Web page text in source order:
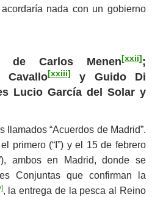
nada con un gobierno
de Carlos Menen[xxii] ;
Cavallo[xxiii]
y Guido Di
Lucio García del Solar y
llamados “Acuerdos de Madrid”.
primero (“I”) y el 15 de febrero
ambos en Madrid, donde se
Conjuntas que confirman la
, la entrega de la pesca al Reino